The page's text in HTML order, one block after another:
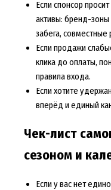
Если спонсор
активы: бренд-зоны
забега,
Если продажи
клика до оплаты,
правила входа.
Если хотите
вперёд и единый
Чек-лист
сезоном и
Если у вас нет